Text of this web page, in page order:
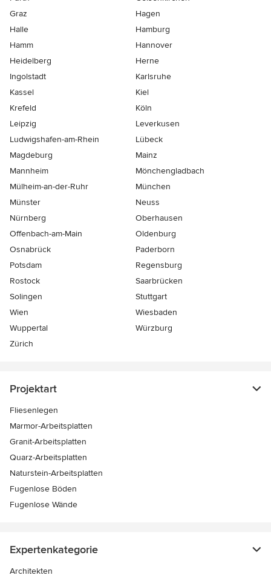
Graz
Hagen
Halle
Hamburg
Hamm
Hannover
Heidelberg
Herne
Ingolstadt
Karlsruhe
Kassel
Kiel
Krefeld
Köln
Leipzig
Leverkusen
Ludwigshafen-am-Rhein
Lübeck
Magdeburg
Mainz
Mannheim
Mönchen­gladbach
Mülheim-an-der-Ruhr
München
Münster
Neuss
Nürnberg
Oberhausen
Offenbach-am-Main
Oldenburg
Osnabrück
Paderborn
Potsdam
Regensburg
Rostock
Saarbrücken
Solingen
Stuttgart
Wien
Wiesbaden
Wuppertal
Würzburg
Zürich
Projektart
Fliesenlegen
Marmor-Arbeitsplatten
Granit-Arbeitsplatten
Quarz-Arbeitsplatten
Naturstein-Arbeitsplatten
Fugenlose Böden
Fugenlose Wände
Expertenkategorie
Architekten